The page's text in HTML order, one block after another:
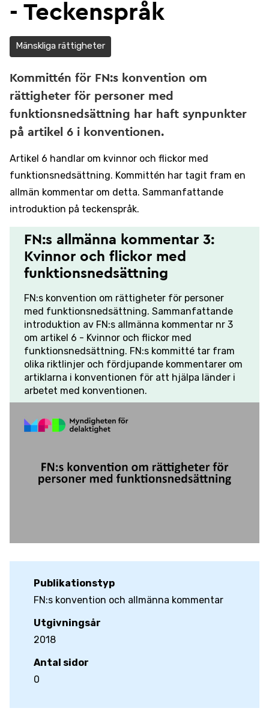
- Teckenspråk
Mänskliga rättigheter
Kommittén för FN:s konvention om
rättigheter för personer med
funktionsnedsättning har haft synpunkter
på artikel 6 i konventionen.
Artikel 6 handlar om kvinnor och flickor med
funktionsnedsättning. Kommittén har tagit fram en
allmän kommentar om detta. Sammanfattande
introduktion på teckenspråk.
FN:s allmänna kommentar 3:
Kvinnor och flickor med
funktionsnedsättning
FN:s konvention om rättigheter för personer
med funktionsnedsättning. Sammanfattande
introduktion av FN:s allmänna kommentar nr 3
om artikel 6 - Kvinnor och flickor med
funktionsnedsättning. FN:s kommitté tar fram
olika riktlinjer och fördjupande kommentarer om
artiklarna i konventionen för att hjälpa länder i
arbetet med konventionen.
Publikationstyp
FN:s konvention och allmänna kommentar
Utgivningsår
2018
Antal sidor
0